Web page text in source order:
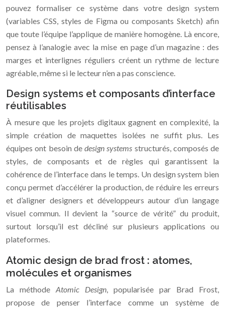
pouvez formaliser ce système dans votre design system
(variables CSS, styles de Figma ou composants Sketch) afin
que toute l’équipe l’applique de manière homogène. Là encore,
pensez à l’analogie avec la mise en page d’un magazine : des
marges et interlignes réguliers créent un rythme de lecture
agréable, même si le lecteur n’en a pas conscience.
Design systems et composants d’interface
réutilisables
À mesure que les projets digitaux gagnent en complexité, la
simple création de maquettes isolées ne suffit plus. Les
équipes ont besoin de design systems structurés, composés de
styles, de composants et de règles qui garantissent la
cohérence de l’interface dans le temps. Un design system bien
conçu permet d’accélérer la production, de réduire les erreurs
et d’aligner designers et développeurs autour d’un langage
visuel commun. Il devient la “source de vérité” du produit,
surtout lorsqu’il est décliné sur plusieurs applications ou
plateformes.
Atomic design de brad frost : atomes,
molécules et organismes
La méthode Atomic Design, popularisée par Brad Frost,
propose de penser l’interface comme un système de